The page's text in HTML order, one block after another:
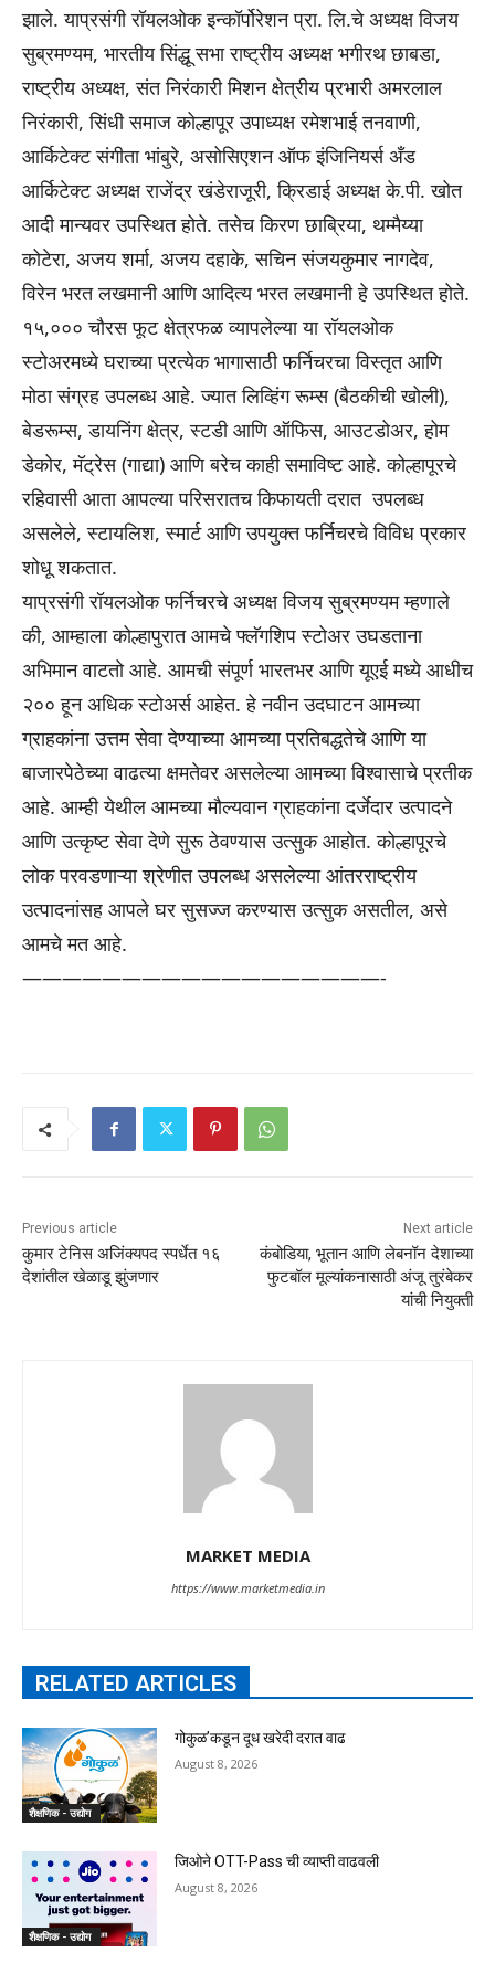
झाले. याप्रसंगी रॉयलओक इन्कॉर्पोरेशन प्रा. लि.चे अध्यक्ष विजय
सुब्रमण्यम, भारतीय सिंद्धू सभा राष्ट्रीय अध्यक्ष भगीरथ छाबडा,
राष्ट्रीय अध्यक्ष, संत निरंकारी मिशन क्षेत्रीय प्रभारी अमरलाल
निरंकारी, सिंधी समाज कोल्हापूर उपाध्यक्ष रमेशभाई तनवाणी,
आर्किटेक्ट संगीता भांबुरे, असोसिएशन ऑफ इंजिनियर्स अँड
आर्किटेक्ट अध्यक्ष राजेंद्र खंडेराजूरी, क्रिडाई अध्यक्ष के.पी. खोत
आदी मान्यवर उपस्थित होते. तसेच किरण छाब्रिया, थम्मैय्या
कोटेरा, अजय शर्मा, अजय दहाके, सचिन संजयकुमार नागदेव,
विरेन भरत लखमानी आणि आदित्य भरत लखमानी हे उपस्थित होते.
१५,००० चौरस फूट क्षेत्रफळ व्यापलेल्या या रॉयलओक
स्टोअरमध्ये घराच्या प्रत्येक भागासाठी फर्निचरचा विस्तृत आणि
मोठा संग्रह उपलब्ध आहे. ज्यात लिव्हिंग रूम्स (बैठकीची खोली),
बेडरूम्स, डायनिंग क्षेत्र, स्टडी आणि ऑफिस, आउटडोअर, होम
डेकोर, मॅट्रेस (गाद्या) आणि बरेच काही समाविष्ट आहे. कोल्हापूरचे
रहिवासी आता आपल्या परिसरातच किफायती दरात उपलब्ध
असलेले, स्टायलिश, स्मार्ट आणि उपयुक्त फर्निचरचे विविध प्रकार
शोधू शकतात.
याप्रसंगी रॉयलओक फर्निचरचे अध्यक्ष विजय सुब्रमण्यम म्हणाले
की, आम्हाला कोल्हापुरात आमचे फ्लॅगशिप स्टोअर उघडताना
अभिमान वाटतो आहे. आमची संपूर्ण भारतभर आणि यूएई मध्ये आधीच
२०० हून अधिक स्टोअर्स आहेत. हे नवीन उदघाटन आमच्या
ग्राहकांना उत्तम सेवा देण्याच्या आमच्या प्रतिबद्धतेचे आणि या
बाजारपेठेच्या वाढत्या क्षमतेवर असलेल्या आमच्या विश्वासाचे प्रतीक
आहे. आम्ही येथील आमच्या मौल्यवान ग्राहकांना दर्जेदार उत्पादने
आणि उत्कृष्ट सेवा देणे सुरू ठेवण्यास उत्सुक आहोत. कोल्हापूरचे
लोक परवडणाऱ्या श्रेणीत उपलब्ध असलेल्या आंतरराष्ट्रीय
उत्पादनांसह आपले घर सुसज्ज करण्यास उत्सुक असतील, असे
आमचे मत आहे.
——————————————————-
Previous article
कुमार टेनिस अजिंक्यपद स्पर्धेत १६
देशांतील खेळाडू झुंजणार
Next article
कंबोडिया, भूतान आणि लेबनॉन देशाच्या
फुटबॉल मूल्यांकनासाठी अंजू तुरंबेकर
यांची नियुक्ती
MARKET MEDIA
https://www.marketmedia.in
RELATED ARTICLES
शैक्षणिक - उद्योग
गोकुळ’कडून दूध खरेदी दरात वाढ
August 8, 2026
शैक्षणिक - उद्योग
जिओने OTT-Pass ची व्याप्ती वाढवली
August 8, 2026